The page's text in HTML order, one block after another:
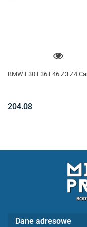
BMW E30 E36 E46 Z3 Z4
204.08
Dane adresowe